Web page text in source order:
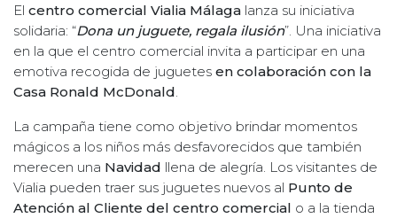
El centro comercial Vialia Málaga lanza su iniciativa
solidaria: “Dona un juguete, regala ilusión”. Una iniciativa
en la que el centro comercial invita a participar en una
emotiva recogida de juguetes en colaboración con la
Casa Ronald McDonald
La campaña tiene como objetivo brindar momentos
mágicos a los niños más desfavorecidos que también
merecen una Navidad llena de alegría. Los visitantes de
Vialia pueden traer sus juguetes nuevos al Punto de
Atención al Cliente del centro comercial o a la tienda